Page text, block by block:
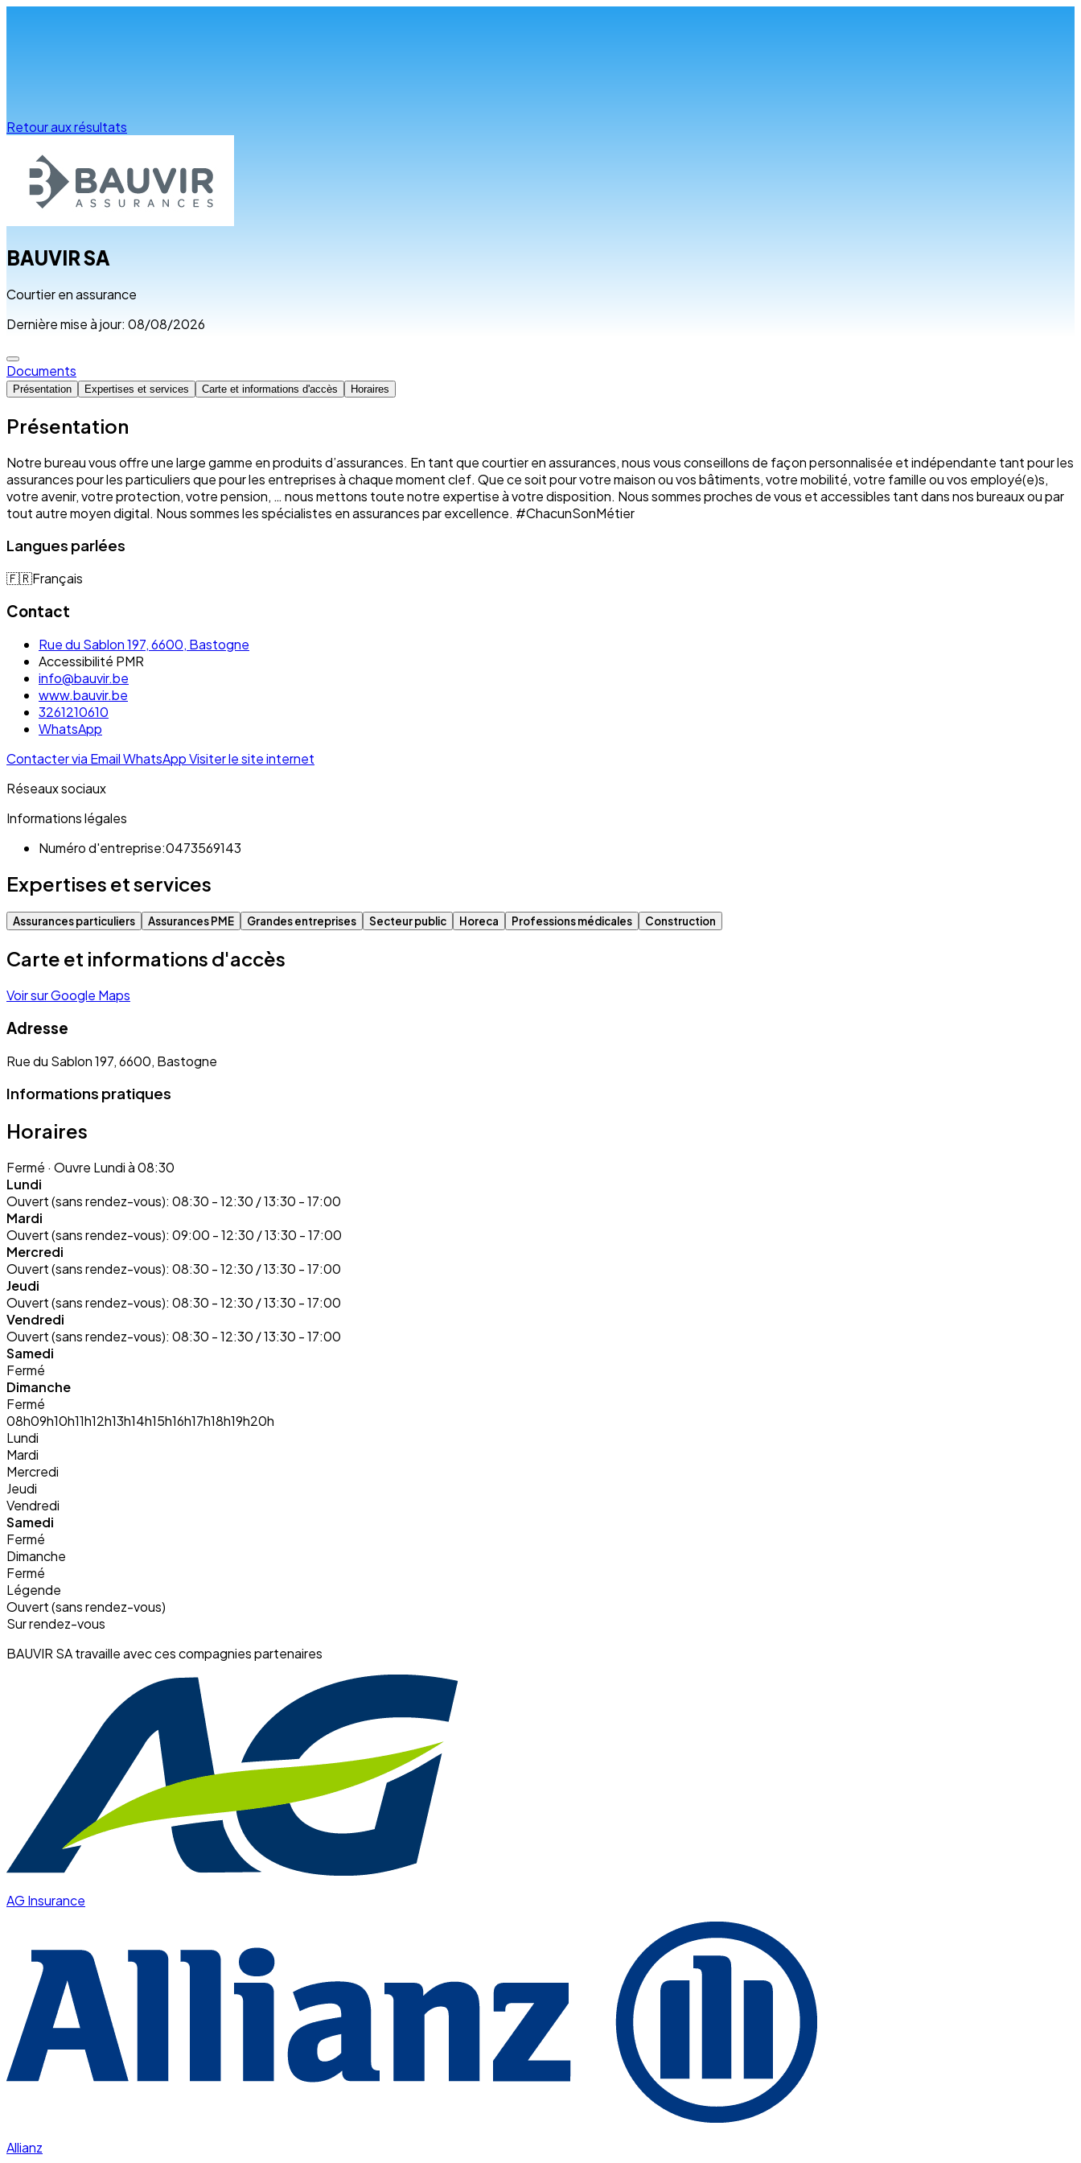
Retour aux résultats
BAUVIR SA
Courtier en assurance
Dernière mise à jour: 08/08/2026
Documents
Présentation Expertises et services Carte et informations d'accès Horaires
Présentation
Notre bureau vous offre une large gamme en produits d’assurances. En tant que courtier en assurances, nous vous conseillons de façon personnalisée et indépendante tant pour les
assurances pour les particuliers que pour les entreprises à chaque moment clef. Que ce soit pour votre maison ou vos bâtiments, votre mobilité, votre famille ou vos employé(e)s,
votre avenir, votre protection, votre pension, … nous mettons toute notre expertise à votre disposition. Nous sommes proches de vous et accessibles tant dans nos bureaux ou par
tout autre moyen digital. Nous sommes les spécialistes en assurances par excellence. #ChacunSonMétier
Langues parlées
🇫🇷Français
Contact
Rue du Sablon 197, 6600, Bastogne
Accessibilité PMR
info@bauvir.be
www.bauvir.be
3261210610
WhatsApp
Contacter via EmailWhatsAppVisiter le site internet
Réseaux sociaux
Informations légales
Numéro d'entreprise:0473569143
Expertises et services
Assurances particuliers Assurances PME Grandes entreprises Secteur public Horeca Professions médicales Construction
Carte et informations d'accès
Voir sur Google Maps
Adresse
Rue du Sablon 197, 6600, Bastogne
Informations pratiques
Horaires
Fermé · Ouvre Lundi à 08:30
Lundi
Ouvert (sans rendez-vous): 08:30 - 12:30 / 13:30 - 17:00
Mardi
Ouvert (sans rendez-vous): 09:00 - 12:30 / 13:30 - 17:00
Mercredi
Ouvert (sans rendez-vous): 08:30 - 12:30 / 13:30 - 17:00
Jeudi
Ouvert (sans rendez-vous): 08:30 - 12:30 / 13:30 - 17:00
Vendredi
Ouvert (sans rendez-vous): 08:30 - 12:30 / 13:30 - 17:00
Samedi
Fermé
Dimanche
Fermé
08h09h10h11h12h13h14h15h16h17h18h19h20h
Lundi
Mardi
Mercredi
Jeudi
Vendredi
Samedi
Fermé
Dimanche
Fermé
Légende
Ouvert (sans rendez-vous)
Sur rendez-vous
BAUVIR SA travaille avec ces compagnies partenaires
AG Insurance
Allianz